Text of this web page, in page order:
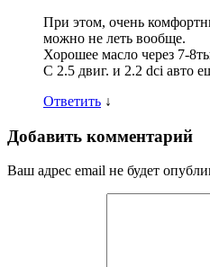
При этом, очень
можно не леть вообще.
Хорошее масло через 7-
С 2.5 двиг. и 2.2 dci авто
Ответить ↓
Добавить комментарий
Ваш адрес email не будет